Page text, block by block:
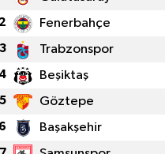
Fenerbahçe
3 Trabzonspor
Beşiktaş
5 Göztepe
Başakşehir